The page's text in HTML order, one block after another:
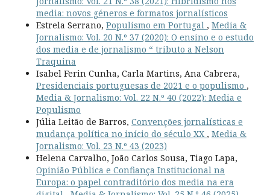
media: novos géneros e formatos jornalísticos
Estrela Serrano, Populismo em Portugal , Media &
Jornalismo: Vol. 20 N.º 37 (2020): O ensino e o estudo
dos media e de jornalismo “ tributo a Nelson
Traquina
Isabel Ferin Cunha, Carla Martins, Ana Cabrera,
Presidenciais portuguesas de 2021 e o populismo ,
Media & Jornalismo: Vol. 22 N.º 40 (2022): Media e
Populismo
Júlia Leitão de Barros, Convenções jornalísticas e
mudança política no início do século XX , Media &
Jornalismo: Vol. 23 N.º 43 (2023)
Helena Carvalho, João Carlos Sousa, Tiago Lapa,
Opinião Pública e Confiança Institucional na
Europa: o papel contraditório dos media na era